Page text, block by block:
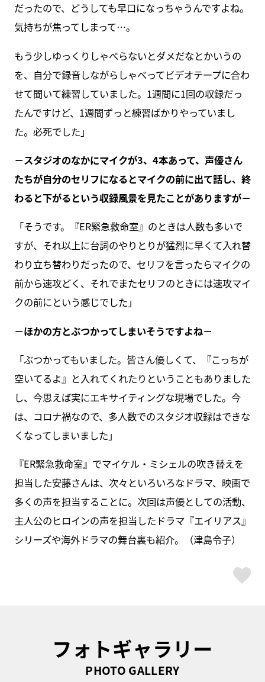
だったので、どうしても早口になっちゃうんですよね。
気持ちが焦ってしまって…。
もう少しゆっくりしゃべらないとダメだなとかいうの
を、自分で録音しながらしゃべってビデオテープに合わ
せて聞いて練習していました。1週間に1回の収録だっ
たんですけど、1週間ずっと練習ばかりやっていまし
た。必死でした」
－スタジオのなかにマイクが3、4本あって、声優さん
たちが自分のセリフになるとマイクの前に出て話し、終
わると下がるという収録風景を見たことがありますが－
「そうです。『ER緊急救命室』のときは人数も多いで
すが、それ以上に台詞のやりとりが猛烈に早くて入れ替
わり立ち替わりだったので、セリフを言ったらマイクの
前から速攻どく、それでまたセリフのときには速攻マイ
クの前にという感じでした」
－ほかの方とぶつかってしまいそうですよね－
「ぶつかってもいました。皆さん優しくて、『こっちが
空いてるよ』と入れてくれたりということもありました
し、今思えば実にエキサイティングな現場でした。今
は、コロナ禍なので、多人数でのスタジオ収録はできな
くなってしまいました」
『ER緊急救命室』でマイケル・ミシェルの吹き替えを
担当した安藤さんは、次々といろいろなドラマ、映画で
多くの声を担当することに。次回は声優としての活動、
主人公のヒロインの声を担当したドラマ『エイリアス』
シリーズや海外ドラマの舞台裏も紹介。（津島令子）
フォトギャラリー
PHOTO GALLERY